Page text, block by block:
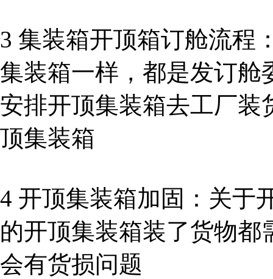
3 集装箱开顶箱订舱流程
集装箱一样，都是发订舱
安排开顶集装箱去工厂装
顶集装箱
4 开顶集装箱加固：关于
的开顶集装箱装了货物
会有货损问题